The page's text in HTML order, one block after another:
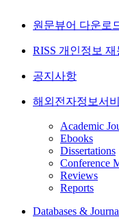
원문뷰어 다운로
RISS 개인정보 재
공지사항
해외전자정보서
Academic
Ebooks
Dissertations
Conference
Reviews
Reports
Databases &